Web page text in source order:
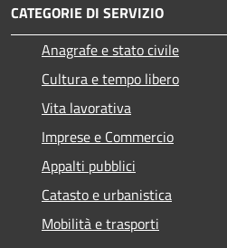
CATEGORIE DI SERVIZIO
Anagrafe e stato civile
Cultura e tempo libero
Vita lavorativa
Imprese e Commercio
Appalti pubblici
Catasto e urbanistica
Mobilità e trasporti